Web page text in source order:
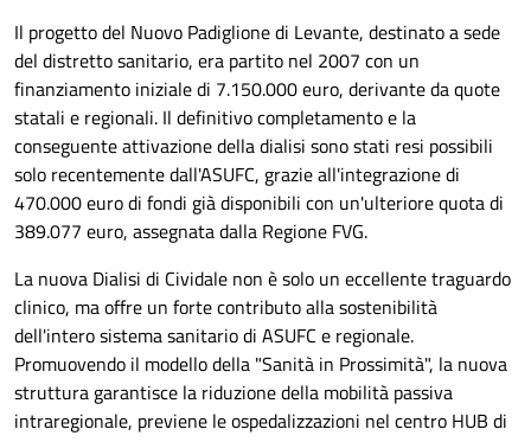
Il progetto del Nuovo Padiglione di Levante, destinato a sede
del distretto sanitario, era partito nel 2007 con un
finanziamento iniziale di 7.150.000 euro, derivante da quote
statali e regionali. Il definitivo completamento e la
conseguente attivazione della dialisi sono stati resi possibili
solo recentemente dall'ASUFC, grazie all'integrazione di
470.000 euro di fondi già disponibili con un'ulteriore quota di
389.077 euro, assegnata dalla Regione FVG.
La nuova Dialisi di Cividale non è solo un eccellente traguardo
clinico, ma offre un forte contributo alla sostenibilità
dell'intero sistema sanitario di ASUFC e regionale.
Promuovendo il modello della "Sanità in Prossimità", la nuova
struttura garantisce la riduzione della mobilità passiva
intraregionale, previene le ospedalizzazioni nel centro HUB di